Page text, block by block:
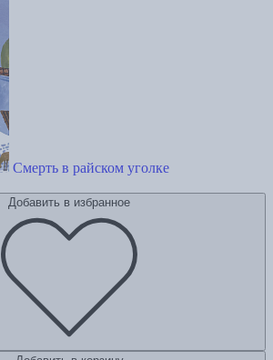
Смерть в райском уголке
Добавить в избранное